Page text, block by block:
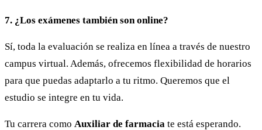
7. ¿Los exámenes también son online?
Sí, toda la evaluación se realiza en línea a través de nuestro
campus virtual. Además, ofrecemos flexibilidad de horarios
para que puedas adaptarlo a tu ritmo. Queremos que el
estudio se integre en tu vida.
Tu carrera como Auxiliar de farmacia te está esperando.